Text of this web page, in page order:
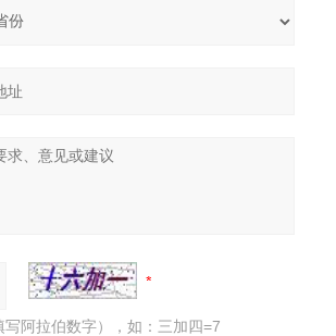
阿拉伯数字），如：三加四=7